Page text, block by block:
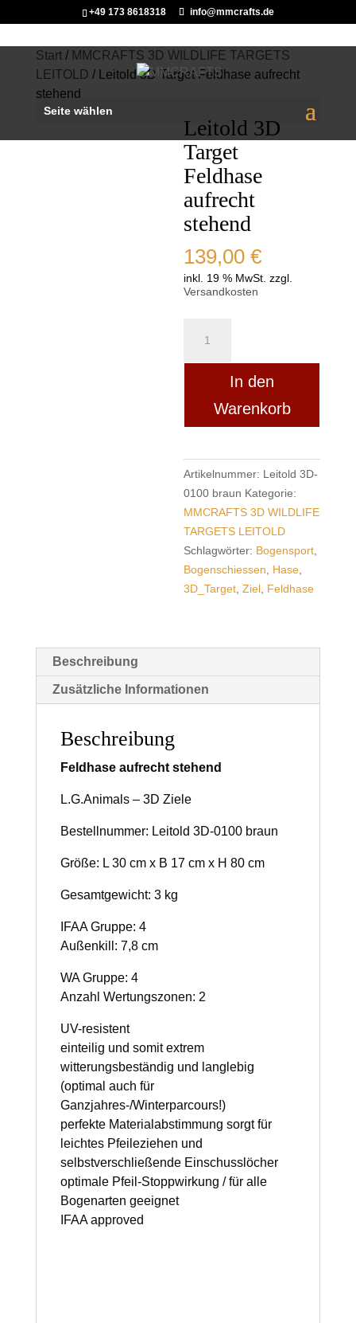
+49 173 8618318 info@mmcrafts.de
Seite wählen
Start/ MMCRAFTS 3D WILDLIFE TARGETS
LEITOLD / Leitold 3D Target Feldhase aufrecht
stehend
Leitold 3D
Target
Feldhase
aufrecht
stehend
139,00€
inkl. 19 % MwSt. zzgl.
Versandkosten
Target
Feldhase
aufrecht
In den
Warenkorb
Artikelnummer: Leitold 3D-
0100 braun Kategorie:
MMCRAFTS 3D WILDLIFE
TARGETS LEITOLD
Schlagwörter: Bogensport
Bogenschiessen
Hase
3D_Target ,Ziel Feldhase
Beschreibung
Zusätzliche Informationen
Beschreibung
Feldhase aufrecht stehend
L.G.Animals – 3D Ziele
Bestellnummer: Leitold 3D-0100 braun
Größe: L 30 cm x B 17 cm x H 80 cm
Gesamtgewicht: 3 kg
IFAA Gruppe: 4
Außenkill: 7,8 cm
WA Gruppe: 4
Anzahl Wertungszonen: 2
UV-resistent
einteilig und somit extrem
witterungsbeständig und langlebig
(optimal auch für
Ganzjahres-/Winterparcours!)
perfekte Materialabstimmung sorgt für
leichtes Pfeileziehen und
selbstverschließende Einschusslöcher
optimale Pfeil-Stoppwirkung / für alle
Bogenarten geeignet
IFAA approved